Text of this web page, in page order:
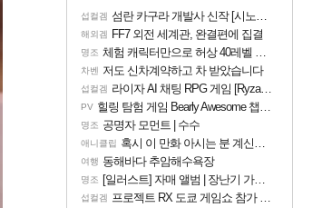
섭컬겜 섬란 카구라 개발사 신작 [시노비 넥서스] 연내 출시 예정
해외겜 FF7 외전 세계관, 완결편에 집결
명조 체험 캐릭터만으로 허상 40레벨 하이와티아 5분 컷!｜에이메스·린네·모니에 명함
차벤 저도 신차계약하고 차 받았습니다
섭컬겜 라이자 AI 채팅 RPG 게임 [RyzaChat: AI] 공개
PV 힐링 탐험 게임 Bearly Awesome 챕터 1 트레일러
명조 공명자 모먼트 | 수수
애니클립 혹시 이 만화 아시는 분 계신가요
여행 동해바다 추암해수욕장
명조 [일러스트] 자매 앨범 | 장난기 가득한 오후의 공원 (리메이크판)
섭컬겜 프로젝트 RX 도쿄 게임쇼 참가 결정